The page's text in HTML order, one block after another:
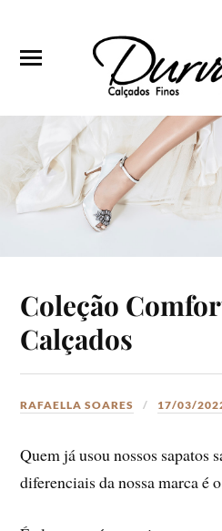
Coleção
Calçados
RAFAELLA SOARES 17/03/
Quem já usou nossos sapatos
diferenciais da nossa marca é